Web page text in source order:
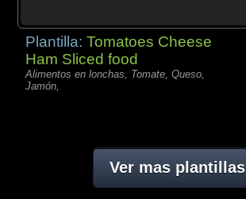
Plantilla:Tomatoes Cheese
Ham Sliced food
Alimentos en lonchas, Tomate, Queso,
Jamón,
Ver mas plantillas